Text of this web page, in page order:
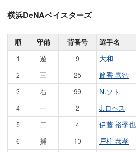
横浜DeNAベイスターズ
順 守備 背番号 選手名
1
遊 9 大和
2
三 25 筒香 嘉智
3
右 99 N.ソト
4
一 2 J.ロペス
5
二 4 伊藤 裕季也
6
捕 10 戸柱 恭孝